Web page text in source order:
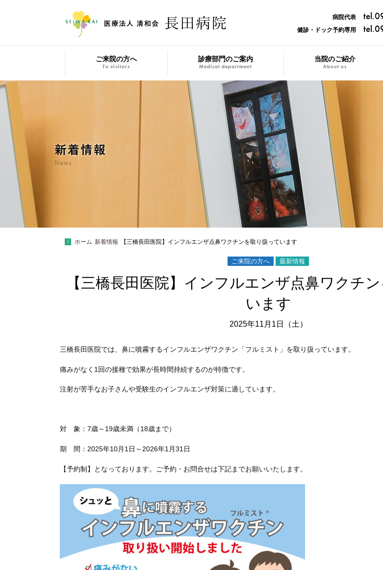
病院代表
健診・ドック予約専用
ご来院の方へ
To visitors
診療部門のご案内
Medical department
当院のご紹介
About us
ホーム 新着情報 【三橋長田医院】インフルエンザ点鼻ワクチンを取り扱っています
ご来院の方へ 最新情報
【三橋長田医院】インフルエンザ点鼻ワクチ
います
2025年11月1日（土）
三橋長田医院では、鼻に噴霧するインフルエンザワクチン「フルミスト」を取り扱っています。
痛みがなく1回の接種で効果が長時間持続するのが特徴です。
注射が苦手なお子さんや受験生のインフルエンザ対策に適しています。
対 象：7歳～19歳未満（18歳まで）
期 間：2025年10月1日～2026年1月31日
【予約制】となっております。ご予約・お問合せは下記までお願いいたします。